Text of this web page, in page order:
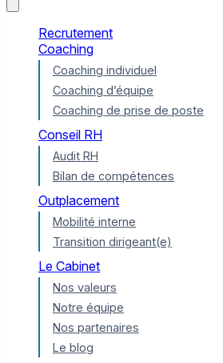
Recrutement
Coaching
Coaching individuel
Coaching d’équipe
Coaching de prise de poste
Conseil RH
Audit RH
Bilan de compétences
Outplacement
Mobilité interne
Transition dirigeant(e)
Le Cabinet
Nos valeurs
Notre équipe
Nos partenaires
Le blog